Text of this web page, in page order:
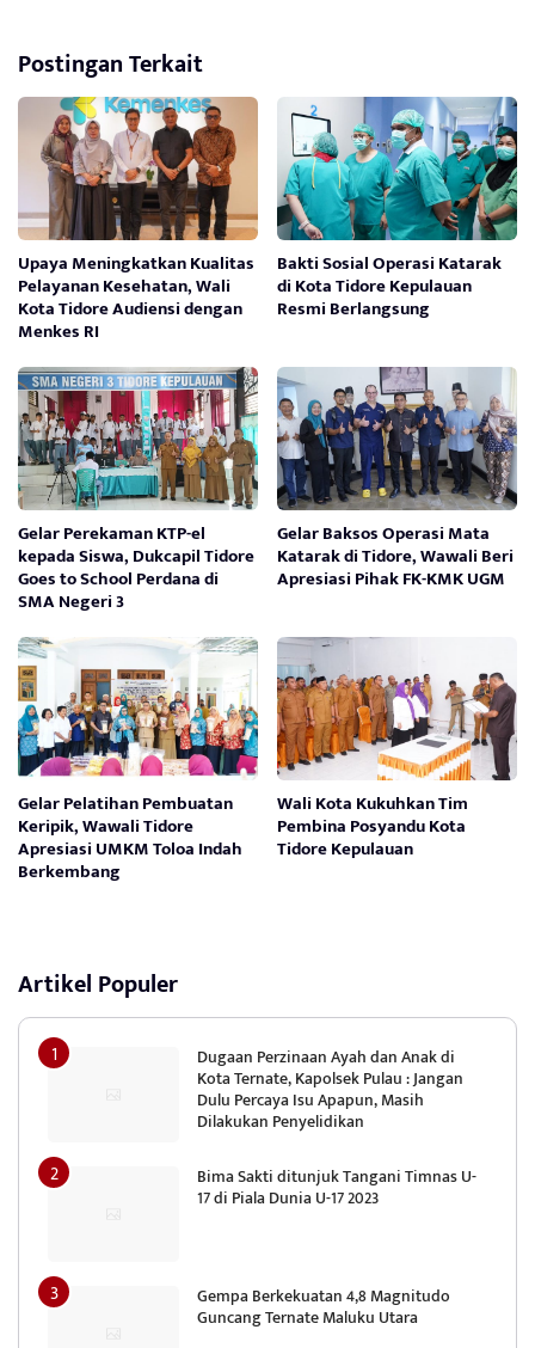
Postingan Terkait
Upaya Meningkatkan Kualitas
Pelayanan Kesehatan, Wali
Kota Tidore Audiensi dengan
Menkes RI
Bakti Sosial Operasi Katarak
di Kota Tidore Kepulauan
Resmi Berlangsung
Gelar Perekaman KTP-el
kepada Siswa, Dukcapil Tidore
Goes to School Perdana di
SMA Negeri 3
Gelar Baksos Operasi Mata
Katarak di Tidore, Wawali Beri
Apresiasi Pihak FK-KMK UGM
Gelar Pelatihan Pembuatan
Keripik, Wawali Tidore
Apresiasi UMKM Toloa Indah
Berkembang
Wali Kota Kukuhkan Tim
Pembina Posyandu Kota
Tidore Kepulauan
Artikel Populer
Dugaan Perzinaan Ayah dan Anak di
Kota Ternate, Kapolsek Pulau : Jangan
Dulu Percaya Isu Apapun, Masih
Dilakukan Penyelidikan
Bima Sakti ditunjuk Tangani Timnas U-
17 di Piala Dunia U-17 2023
Gempa Berkekuatan 4,8 Magnitudo
Guncang Ternate Maluku Utara